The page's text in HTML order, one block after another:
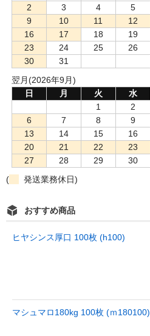
2
3 4 5
9
10 11 12
16
17 18 19
23
24 25 26
30
31
翌月(2026年9月)
日
月 火 水
1
2
6
7 8 9
13
14 15 16
20
21 22 23
27
28 29
30
(
発送業務休日)
おすすめ商品
ヒヤシンス厚口 100枚 (h100)
マシュマロ180kg 100枚 (ｍ180100)